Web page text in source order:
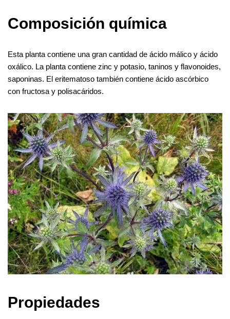
Composición química
Esta planta contiene una gran cantidad de ácido málico y ácido
oxálico. La planta contiene zinc y potasio, taninos y flavonoides,
saponinas. El eritematoso también contiene ácido ascórbico
con fructosa y polisacáridos.
Propiedades